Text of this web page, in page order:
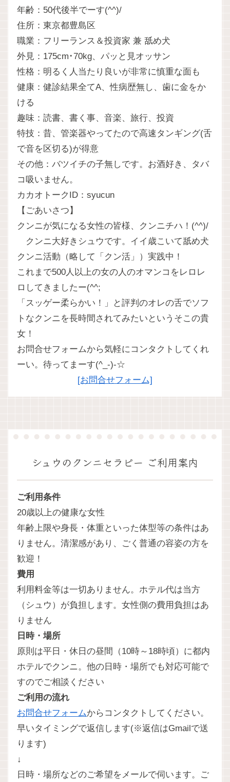
年齢：50代後半でーす(^^)/
住所：東京都豊島区
職業：フリーランス＆投資家 兼 舐め犬
外見：175cm･70kg、パッと見オッサン
性格：明るく人当たり良いが非常に慎重な面も
健康：健診結果全てA、性病歴無し、歯に金をか
ける
趣味：読書、書く事、音楽、旅行、投資
特技：昔、管楽器やってたので高速タンギング(舌
で音を区切る)が得意
その他：バツイチの子無しです。お酒好き、タバ
コ吸いません。
カカオトークID：syucun
【ごあいさつ】
クンニが気になる女性の皆様、クンニチハ！(^^)/
クンニ大好きシュウです。イイ歳こいて舐め犬
クンニ活動（略して「クン活」）実践中！
これまで500人以上の女の人のオマンコをレロレ
ロしてきましたー(^^;
「スッゲー柔らかい！」と評判のオレの舌でソフ
トなクンニを長時間されてみたいというそこの貴
女！
お問合せフォームから気軽にコンタクトしてくれ
ーい。待ってまーす(^_-)-☆
[お問合せフォーム]
シュウのクンニセラピー ご利用案内
ご利用条件
20歳以上の健康な女性
年齢上限や身長・体重といった体型等の条件はあ
りません。清潔感があり、ごく普通の容姿の方を
歓迎！
費用
利用料金等は一切ありません。ホテル代は当方
（シュウ）が負担します。女性側の費用負担はあ
りません
日時・場所
原則は平日・休日の昼間（10時～18時頃）に都内
ホテルでクンニ。他の日時・場所でも対応可能で
すのでご相談ください
ご利用の流れ
お問合せフォームからコンタクトしてください。
早いタイミングで返信します(※返信はGmailで送
ります)
↓
日時・場所などのご希望をメールで伺います。ご